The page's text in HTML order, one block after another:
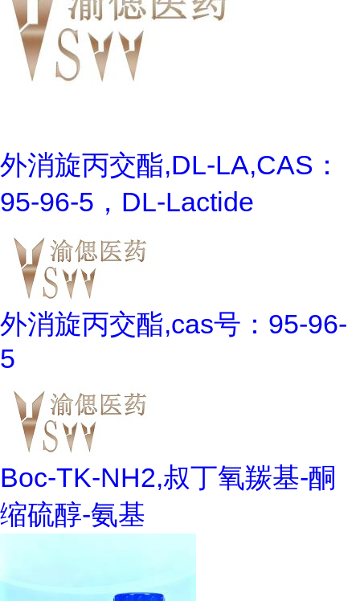
外消旋丙交酯,DL-LA,CAS：
95-96-5，DL-Lactide
外消旋丙交酯,cas号：95-96-
5
Boc-TK-NH2,叔丁氧羰基-酮
缩硫醇-氨基